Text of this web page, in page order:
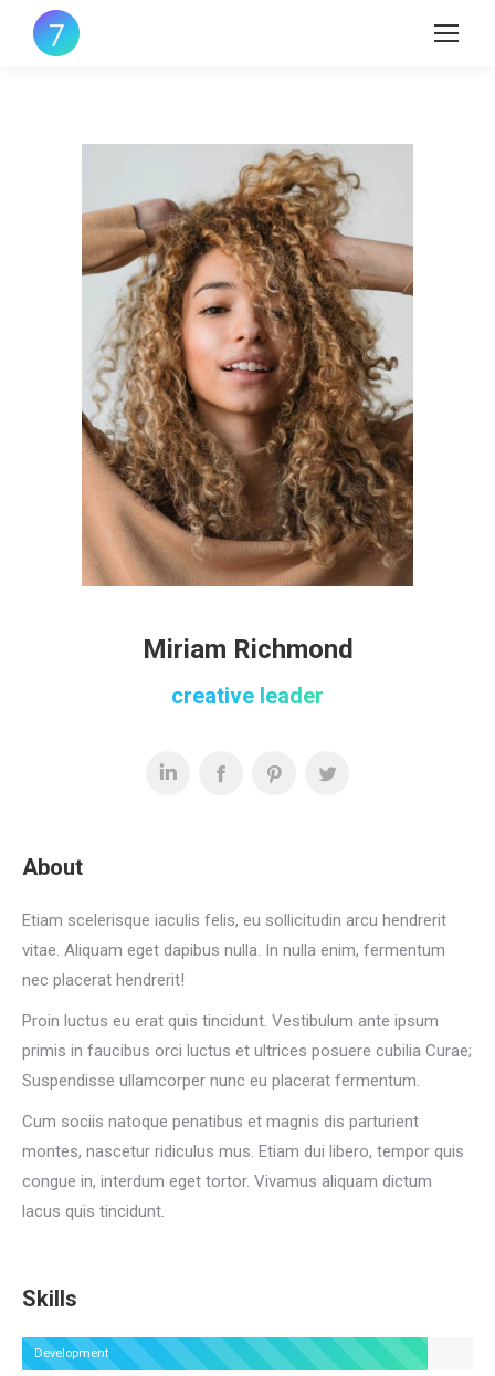
Miriam Richmond
creative leader
About
Etiam scelerisque iaculis felis, eu sollicitudin arcu hendrerit
vitae. Aliquam eget dapibus nulla. In nulla enim, fermentum
nec placerat hendrerit!
Proin luctus eu erat quis tincidunt. Vestibulum ante ipsum
primis in faucibus orci luctus et ultrices posuere cubilia Curae;
Suspendisse ullamcorper nunc eu placerat fermentum.
Cum sociis natoque penatibus et magnis dis parturient
montes, nascetur ridiculus mus. Etiam dui libero, tempor quis
congue in, interdum eget tortor. Vivamus aliquam dictum
lacus quis tincidunt.
Skills
Development